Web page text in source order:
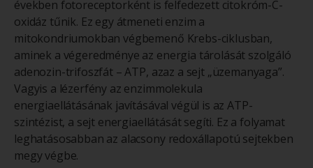
években fotoreceptorként is felfedezett citokróm-C-
oxidáz tűnik. Ez egy átmeneti enzim a
mitokondriumokban végbemenő Krebs-ciklusban,
aminek a végeredménye az energia tárolását szolgáló
adenozin-trifoszfát – ATP, azaz a sejt „üzemanyaga”.
Vagyis a lézerfény az enzimmolekula
energiaellátásának javításával végül is az ATP-
szintézist, a sejt energiaellátását segíti. Ez a folyamat
leghatásosabban az alacsony redoxállapotú sejtekben
megy végbe.